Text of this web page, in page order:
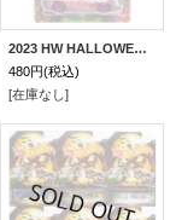
2023 HW HALLOWEEN 【'14 CORVETTE STINGRAY】RED/SKULL WHEELS(予約不可）
480円(税込)
[在庫なし]